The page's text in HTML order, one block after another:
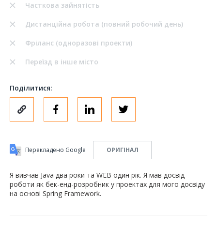
Часткова зайнятість
Дистанційна робота (повний робочий день)
Фріланс (одноразові проекти)
Переїзд в інше місто
Поділитися:
Перекладено Google ОРИГІНАЛ
Я вивчав Java два роки та WEB один рік. Я мав досвід
роботи як бек-енд-розробник у проектах для мого досвіду
на основі Spring Framework.